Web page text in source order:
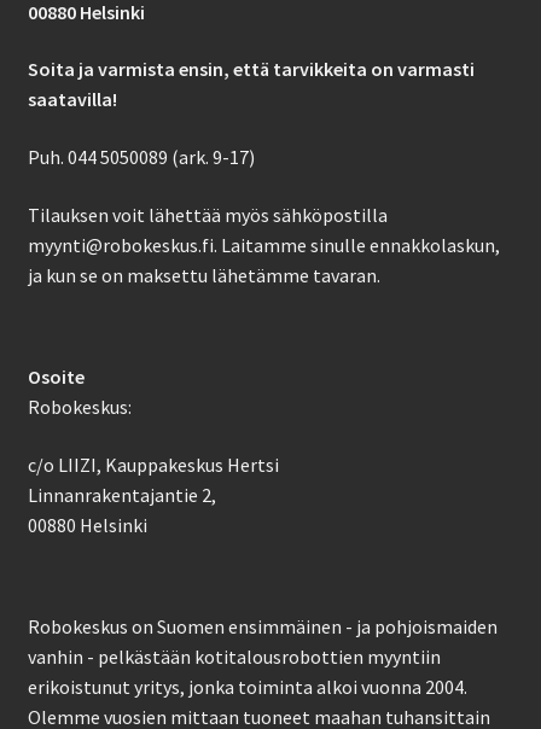
00880 Helsinki
Soita ja varmista ensin, että tarvikkeita on varmasti
saatavilla!
Puh. 044 5050089 (ark. 9-17)
Tilauksen voit lähettää myös sähköpostilla
myynti@robokeskus.fi. Laitamme sinulle ennakkolaskun,
ja kun se on maksettu lähetämme tavaran.
Osoite
Robokeskus:
c/o LIIZI, Kauppakeskus Hertsi
Linnanrakentajantie 2,
00880 Helsinki
Robokeskus on Suomen ensimmäinen - ja pohjoismaiden
vanhin - pelkästään kotitalousrobottien myyntiin
erikoistunut yritys, jonka toiminta alkoi vuonna 2004.
Olemme vuosien mittaan tuoneet maahan tuhansittain